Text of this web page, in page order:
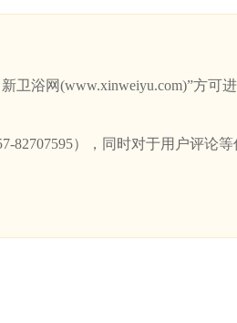
浴网(www.xinweiyu.com)”方可
82707595），同时对于用户评论